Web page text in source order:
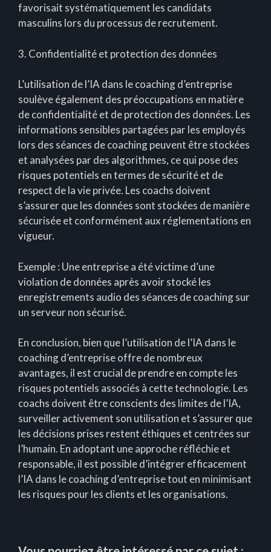
favorisait systématiquement les candidats
masculins lors du processus de recrutement.
3. Confidentialité et protection des données
L’utilisation de l’IA dans le coaching d’entreprise
soulève également des préoccupations en matière
de confidentialité et de protection des données. Les
informations sensibles partagées par les employés
lors des séances de coaching peuvent être stockées
et analysées par des algorithmes, ce qui pose des
risques potentiels en termes de sécurité et de
respect de la vie privée. Les coachs doivent
s’assurer que les données sont stockées de manière
sécurisée et conformément aux réglementations en
vigueur.
Exemple : Une entreprise a été victime d’une
violation de données après avoir stocké les
enregistrements audio des séances de coaching sur
un serveur non sécurisé.
En conclusion, bien que l’utilisation de l’IA dans le
coaching d’entreprise offre de nombreux
avantages, il est crucial de prendre en compte les
risques potentiels associés à cette technologie. Les
coachs doivent être conscients des limites de l’IA,
surveiller activement son utilisation et s’assurer que
les décisions prises restent éthiques et centrées sur
l’humain. En adoptant une approche réfléchie et
responsable, il est possible d’intégrer efficacement
l’IA dans le coaching d’entreprise tout en minimisant
les risques pour les clients et les organisations.